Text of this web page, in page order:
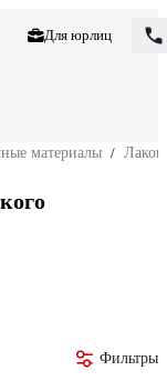
Для юрлиц
материалы /
Фильтры